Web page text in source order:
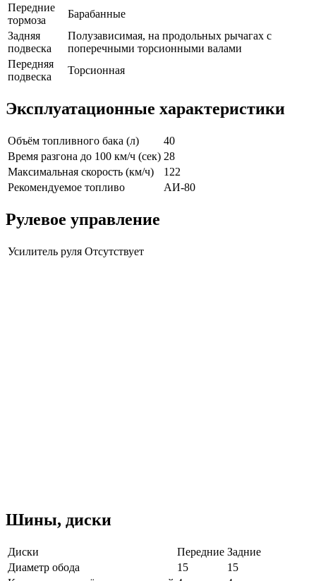
Передние
тормоза
Барабанные
Задняя
подвеска
Полузависимая, на продольных рычагах с
поперечными торсионными валами
Передняя
подвеска
Торсионная
Эксплуатационные характеристики
Объём топливного бака (л)
40
Время разгона до 100 км/ч (сек) 28
Максимальная скорость (км/ч)
122
Рекомендуемое топливо
АИ-80
Рулевое управление
Усилитель руля Отсутствует
Шины, диски
Диски Передние Задние
Диаметр обода
15
15